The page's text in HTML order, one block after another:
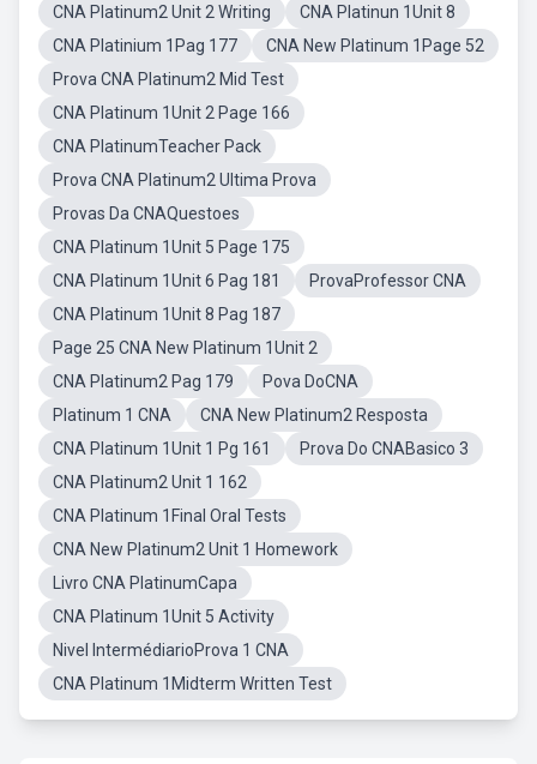
CNA Platinum2 Unit 2 Writing
CNA Platinun 1Unit 8
CNA Platinium 1Pag 177
CNA New Platinum 1Page 52
Prova CNA Platinum2 Mid Test
CNA Platinum 1Unit 2 Page 166
CNA PlatinumTeacher Pack
Prova CNA Platinum2 Ultima Prova
Provas Da CNAQuestoes
CNA Platinum 1Unit 5 Page 175
CNA Platinum 1Unit 6 Pag 181
ProvaProfessor CNA
CNA Platinum 1Unit 8 Pag 187
Page 25 CNA New Platinum 1Unit 2
CNA Platinum2 Pag 179
Pova DoCNA
Platinum 1 CNA
CNA New Platinum2 Resposta
CNA Platinum 1Unit 1 Pg 161
Prova Do CNABasico 3
CNA Platinum2 Unit 1 162
CNA Platinum 1Final Oral Tests
CNA New Platinum2 Unit 1 Homework
Livro CNA PlatinumCapa
CNA Platinum 1Unit 5 Activity
Nivel IntermédiarioProva 1 CNA
CNA Platinum 1Midterm Written Test